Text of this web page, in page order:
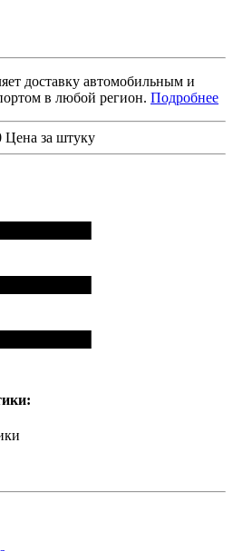
доставку автомобильным и
в любой регион. Подробнее
Цена за штуку